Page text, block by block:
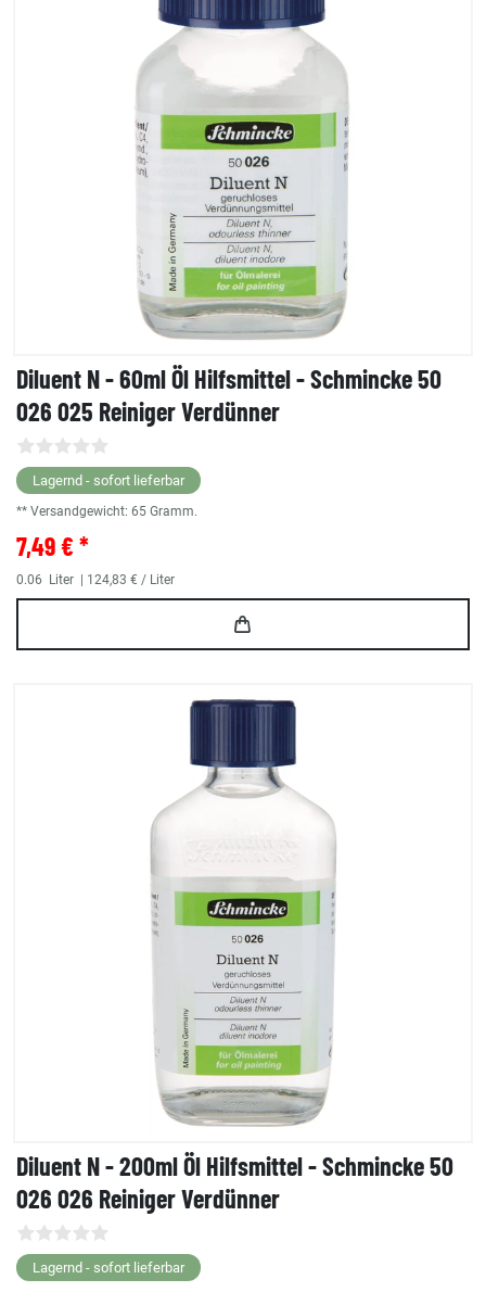
Diluent N - 60ml Öl Hilfsmittel - Schmincke 50
026 025 Reiniger Verdünner
Lagernd - sofort lieferbar
** Versandgewicht: 65 Gramm.
7,49 € *
0.06 Liter | 124,83 € / Liter
Diluent N - 200ml Öl Hilfsmittel - Schmincke 50
026 026 Reiniger Verdünner
Lagernd - sofort lieferbar